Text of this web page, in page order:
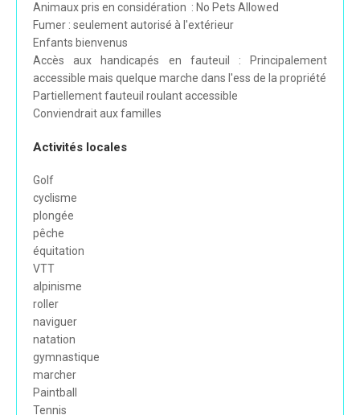
Animaux pris en considération : No Pets Allowed
Fumer : seulement autorisé à l'extérieur
Enfants bienvenus
Accès aux handicapés en fauteuil : Principalement
accessible mais quelque marche dans l'ess de la propriété
Partiellement fauteuil roulant accessible
Conviendrait aux familles
Activités locales
Golf
cyclisme
plongée
pêche
équitation
VTT
alpinisme
roller
naviguer
natation
gymnastique
marcher
Paintball
Tennis